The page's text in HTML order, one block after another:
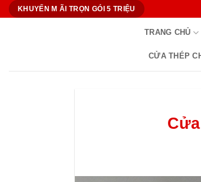
Bỏ
KHUYẾN M ÃI TRỌN GÓI 5 TRIỆU
TRANG CHỦ
CỬA THÉP